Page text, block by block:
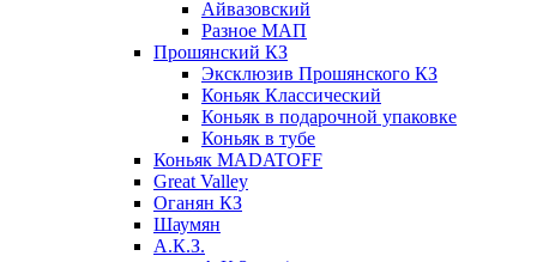
Айвазовский
Разное МАП
Прошянский КЗ
Эксклюзив Прошянского КЗ
Коньяк Классический
Коньяк в подарочной упаковке
Коньяк в тубе
Коньяк MADATOFF
Great Valley
Оганян КЗ
Шаумян
А.К.З.